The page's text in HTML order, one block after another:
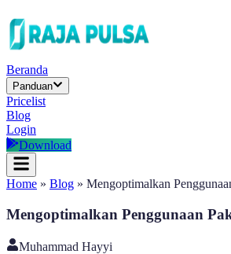
Beranda
Panduan
Pricelist
Blog
Login
Download
Home » Blog » Mengoptimalkan
Mengoptimalkan Penggunaan
Muhammad Hayyi